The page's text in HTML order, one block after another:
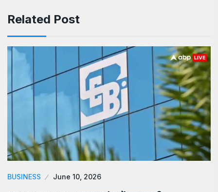
Related Post
BUSINESS June 10, 2026